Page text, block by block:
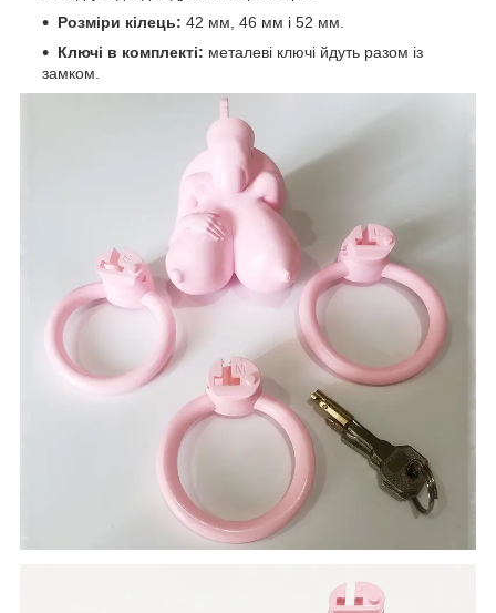
Розміри кілець: 42 мм, 46 мм і 52 мм.
Ключі в комплекті: металеві ключі йдуть разом із
замком.